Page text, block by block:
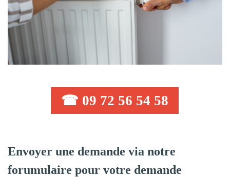
☎ 09 72 56 54 58
Envoyer une demande via notre
forumulaire pour votre demande